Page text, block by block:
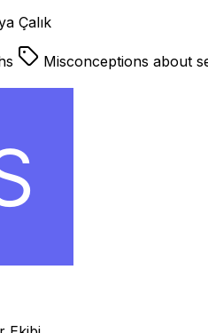
Çalık
Misconceptions about